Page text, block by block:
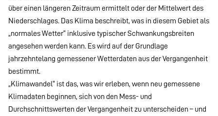
über einen längeren Zeitraum ermittelt oder der Mittelwert des
Niederschlages. Das Klima beschreibt, was in diesem Gebiet als
„normales Wetter“ inklusive typischer Schwankungsbreiten
angesehen werden kann. Es wird auf der Grundlage
jahrzehntelang gemessener Wetterdaten aus der Vergangenheit
bestimmt.
„Klimawandel“ ist das, was wir erleben, wenn neu gemessene
Klimadaten beginnen, sich von den Mess- und
Durchschnittswerten der Vergangenheit zu unterscheiden – und